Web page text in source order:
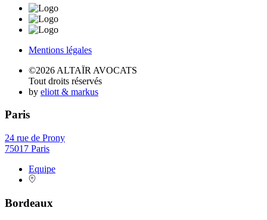
Mentions légales
©2026 ALTAÏR AVOCATS
Tout droits réservés
by eliott & markus
Paris
24 rue de Prony
75017 Paris
Equipe
Bordeaux